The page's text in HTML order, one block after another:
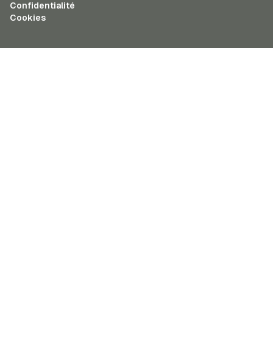
Confidentialité
Cookies